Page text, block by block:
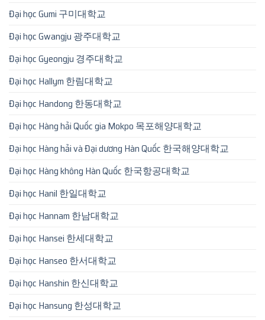
Đại học Gumi 구미대학교
Đại học Gwangju 광주대학교
Đại học Gyeongju 경주대학교
Đại học Hallym 한림대학교
Đại học Handong 한동대학교
Đại học Hàng hải Quốc gia Mokpo 목포해양대학교
Đại học Hàng hải và Đại dương Hàn Quốc 한국해양대학교
Đại học Hàng không Hàn Quốc 한국항공대학교
Đại học Hanil 한일대학교
Đại học Hannam 한남대학교
Đại học Hansei 한세대학교
Đại học Hanseo 한서대학교
Đại học Hanshin 한신대학교
Đại học Hansung 한성대학교